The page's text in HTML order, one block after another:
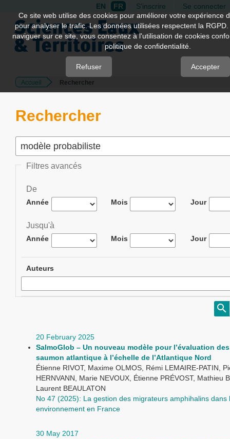
Quick
jump
page
Main
Content
EN FR S'inscrire Se connecter
Accueil Rechercher
Rechercher
Filtres avancés
De
Année Mois Jour
Jusqu'à
Année Mois Jour
Auteurs
20 February 2025
SalmoGlob – Un nouveau modèle pour l’évaluation
saumon atlantique à l’échelle de l’Atlantique Nord
Étienne RIVOT, Maxime OLMOS, Rémi LEMAIRE-PATIN,
HERNVANN, Marie NEVOUX, Étienne PRÉVOST, Mathieu
Laurent BEAULATON
No 47 (2025): La gestion des migrateurs amphihalins dans
environnement en France
30 May 2017
Ce site web utilise des cookies pour améliorer votre expérience
pour analyser le trafic. Les données utilisées respectent la
naviguer sur ce site, vous consentez à l'utilisation de cookies
politique de confidentialité.
Refuser Accepter